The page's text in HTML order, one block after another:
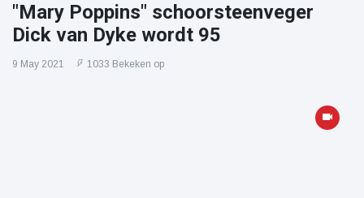
"Mary Poppins" schoorsteenveger
Dick van Dyke wordt 95
9 May 2021 1033 Bekeken op